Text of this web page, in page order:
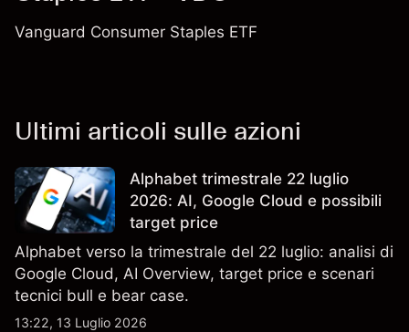
Vanguard Consumer Staples ETF
Ultimi articoli sulle azioni
Alphabet trimestrale 22 luglio
2026: AI, Google Cloud e possibili
target price
Alphabet verso la trimestrale del 22 luglio: analisi di
Google Cloud, AI Overview, target price e scenari
tecnici bull e bear case.
13:22, 13 Luglio 2026